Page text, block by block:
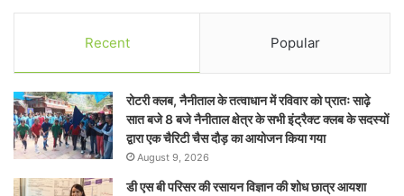
Recent Popular
रोटरी क्लब, नैनीताल के तत्वाधान में रविवार को प्रातः साढ़े
सात बजे 8 बजे नैनीताल क्षेत्र के सभी इंट्रैक्ट क्लब के सदस्यों
द्वारा एक चैरिटी चैस दौड़ का आयोजन किया गया
August 9, 2026
डी एस बी परिसर की रसायन विज्ञान की शोध छात्र आयशा